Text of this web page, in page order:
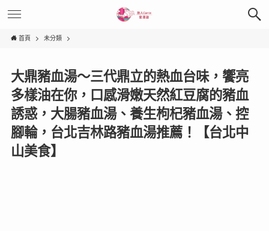
首頁 未分類
大鼎豬血湯～三代鼎立的熱血台味，饗亮
多樣油在你，口感滑嫩天然紅豆腐的豬血
誘惑，大腸豬血湯、養生枸杞豬血湯、控
腳輪，台北吉林路豬血湯推薦！【台北中
山美食】